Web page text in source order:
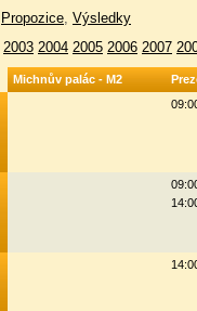
Propozice, Výsledky
2003 2004 2005 2006 2007
Michnův palác - M2